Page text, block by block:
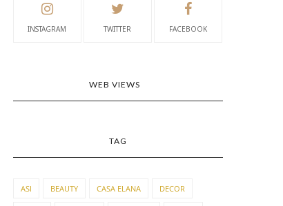
INSTAGRAM TWITTER FACEBOOK
WEB VIEWS
TAG
ASI BEAUTY CASA ELANA DECOR